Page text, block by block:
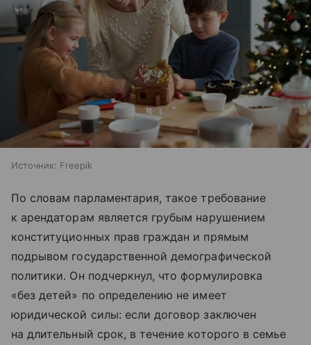
Источник: Freepik
По словам парламентария, такое требование
к арендаторам является грубым нарушением
конституционных прав граждан и прямым
подрывом государственной демографической
политики. Он подчеркнул, что формулировка
«без детей» по определению не имеет
юридической силы: если договор заключен
на длительный срок, в течение которого в семье